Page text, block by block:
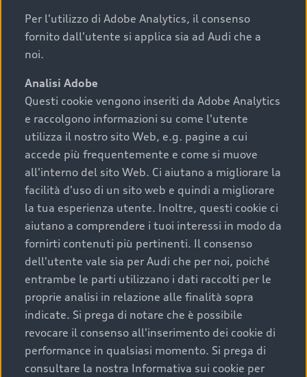
I requisiti fondamentali da considerare prima di
acquistare un’auto usata, oltre al prezzo e all'aspetto,
chilometraggio: un valore contenuto corrisponde a
uno stato migliore del veicolo e a una maggiore
durata nel tempo;
cronologia dei tagliandi: una documentazione
completa della vettura certifica una manutenzione
costante e accurata;
condizioni della carrozzeria e degli interni: una
buona conservazione evidenzia cura e attenzione del
precedente proprietario;
efficienza meccanica: motore, trasmissione e
componenti principali in ottimo stato garantiscono
prestazioni affidabili e sicure.
Acquistare un’auto usata in una Concessionaria ufficiale
Audi che offre l’usato garantito tramite Audi Prima
Per l'utilizzo di Adobe Analytics, il consenso
fornito dall'utente si applica sia ad Audi che a
noi.
Analisi Adobe
Questi cookie vengono inseriti da Adobe Analytics
e raccolgono informazioni su come l'utente
utilizza il nostro sito Web, e.g. pagine a cui
accede più frequentemente e come si muove
all'interno del sito Web. Ci aiutano a migliorare la
facilità d'uso di un sito web e quindi a migliorare
la tua esperienza utente. Inoltre, questi cookie ci
aiutano a comprendere i tuoi interessi in modo da
fornirti contenuti più pertinenti. Il consenso
dell'utente vale sia per Audi che per noi, poiché
entrambe le parti utilizzano i dati raccolti per le
proprie analisi in relazione alle finalità sopra
indicate. Si prega di notare che è possibile
revocare il consenso all'inserimento dei cookie di
performance in qualsiasi momento. Si prega di
consultare la nostra Informativa sui cookie per